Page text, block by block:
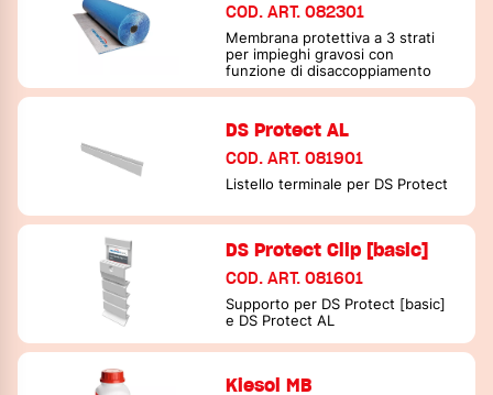
COD. ART. 082301
Membrana protettiva a 3 strati
per impieghi gravosi con
funzione di disaccoppiamento
DS Protect AL
COD. ART. 081901
Listello terminale per DS Protect
DS Protect Clip [basic]
COD. ART. 081601
Supporto per DS Protect [basic]
e DS Protect AL
Kiesol MB